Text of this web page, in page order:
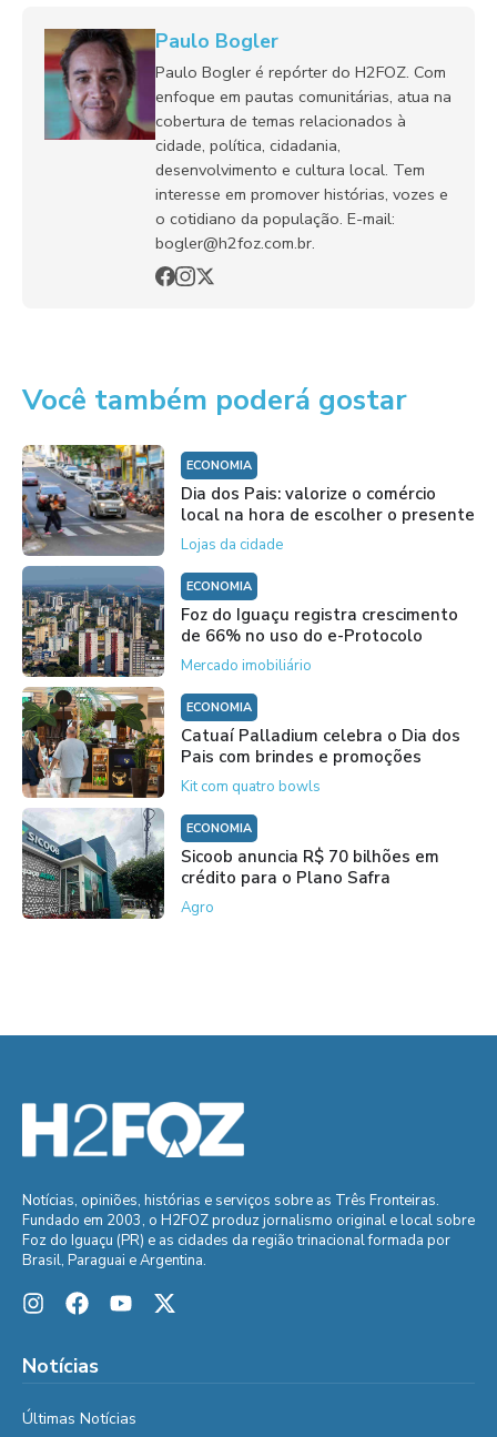
Paulo Bogler
Paulo Bogler é repórter do H2FOZ. Com
enfoque em pautas comunitárias, atua na
cobertura de temas relacionados à
cidade, política, cidadania,
desenvolvimento e cultura local. Tem
interesse em promover histórias, vozes e
o cotidiano da população. E-mail:
bogler@h2foz.com.br.
Você também poderá gostar
ECONOMIA
Dia dos Pais: valorize o comércio
local na hora de escolher o presente
Lojas da cidade
ECONOMIA
Foz do Iguaçu registra crescimento
de 66% no uso do e-Protocolo
Mercado imobiliário
ECONOMIA
Catuaí Palladium celebra o Dia dos
Pais com brindes e promoções
Kit com quatro bowls
ECONOMIA
Sicoob anuncia R$ 70 bilhões em
crédito para o Plano Safra
Agro
Notícias, opiniões, histórias e serviços sobre as Três Fronteiras.
Fundado em 2003, o H2FOZ produz jornalismo original e local sobre
Foz do Iguaçu (PR) e as cidades da região trinacional formada por
Brasil, Paraguai e Argentina.
Notícias
Últimas Notícias